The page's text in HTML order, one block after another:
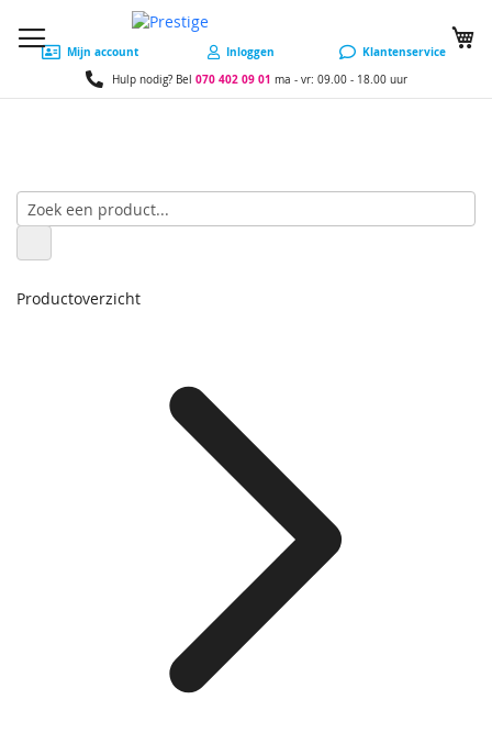
Mijn account Inloggen Klantenservice
Hulp nodig? Bel 070 402 09 01 ma - vr: 09.00 - 18.00 uur
Productoverzicht